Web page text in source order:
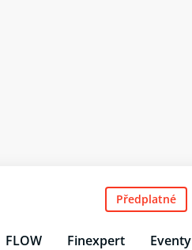
FLOW Finexpert Eventy
Předplatné